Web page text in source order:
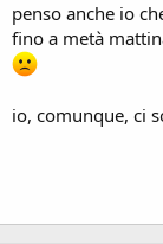
penso anche io
fino a metà
io, comunque, ci